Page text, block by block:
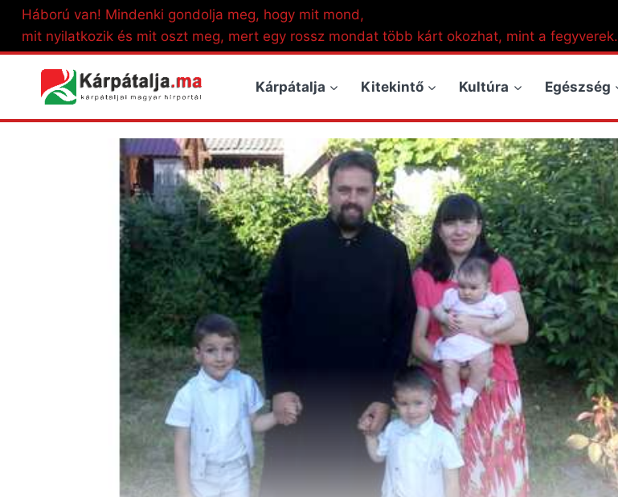
Skip
content
Háború van! Mindenki gondolja meg, hogy mit mond,
mit nyilatkozik és mit oszt meg, mert egy rossz mondat több kárt okozhat, mint a fegyverek.
Kárpátalja Kitekintő Kultúra Egészség